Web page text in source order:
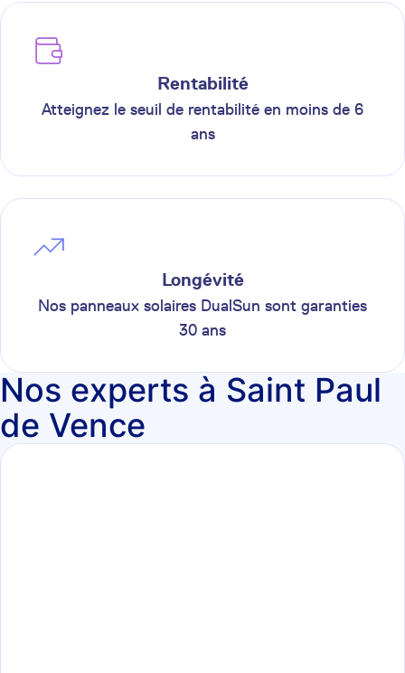
Rentabilité
Atteignez le seuil de rentabilité en moins de 6
ans
Longévité
Nos panneaux solaires DualSun sont garanties
30 ans
Nos experts à Saint Paul
de Vence